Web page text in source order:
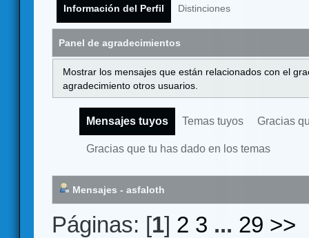
Información del Perfil Distinciones
Panel de agradecimientos
Mostrar los mensajes que están relacionados con el
agradecimiento otros usuarios.
Mensajes tuyos Temas tuyos Gracias
Gracias que tu has dado en los temas
Mensajes - asfaloth
Páginas: [1] 2 3 ... 29 >>